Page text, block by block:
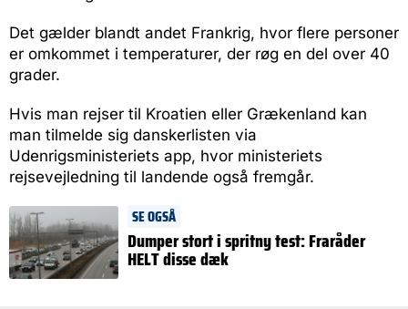
Det gælder blandt andet Frankrig, hvor flere personer
er omkommet i temperaturer, der røg en del over 40
grader.
Hvis man rejser til Kroatien eller Grækenland kan
man tilmelde sig danskerlisten via
Udenrigsministeriets app, hvor ministeriets
rejsevejledning til landende også fremgår.
SE OGSÅ
Dumper stort i spritny test: Fraråder
HELT disse dæk